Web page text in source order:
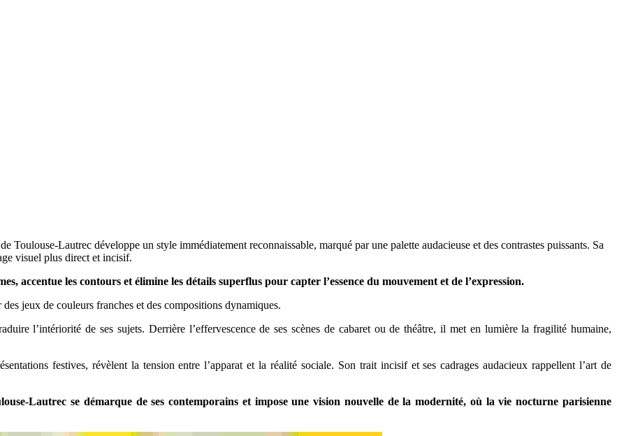
Lautrec développe un style immédiatement reconnaissable, marqué par une palette audacieuse et des contrastes puissants. Sa
visuel plus direct et incisif.
accentue les contours et élimine les détails superflus pour capter l’essence du mouvement et de l’expression.
jeux de couleurs franches et des compositions dynamiques.
l’intériorité de ses sujets. Derrière l’effervescence de ses scènes de cabaret ou de théâtre, il met en lumière la fragilité humaine,
festives, révèlent la tension entre l’apparat et la réalité sociale. Son trait incisif et ses cadrages audacieux rappellent l’art de
Lautrec se démarque de ses contemporains et impose une vision nouvelle de la modernité, où la vie nocturne parisienne